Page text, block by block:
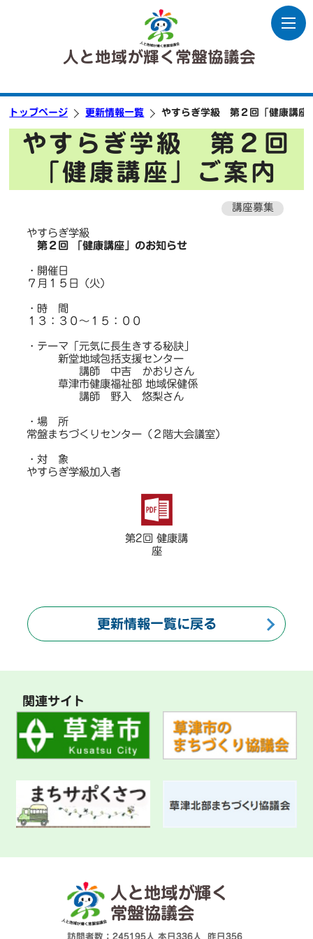
人と地域が輝く常盤協議会
トップページ 更新情報一覧 やすらぎ学級 第２回「健康講座
やすらぎ学級 第２回
「健康講座」ご案内
講座募集
やすらぎ学級
第２回 「 健康講座」のお知らせ
・開催日
７月１５日（火）
・時 間
１３：３０～１５：００
・テーマ「元気に長生きする秘訣」
新堂地域包括支援センター
講師 中吉 かおりさん
草津市健康福祉部 地域保健係
講師 野入 悠梨さん
・場 所
常盤まちづくりセンター（２階大会議室）
・対 象
やすらぎ学級加入者
第2回 健康講
座
更新情報一覧に戻る
関連サイト
人と地域が輝く
常盤協議会
訪問者数：245195人 本日336人 昨日356